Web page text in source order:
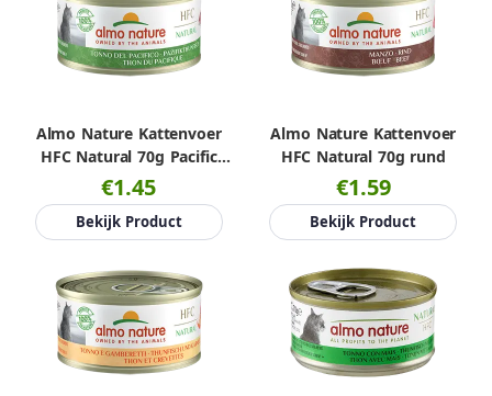
Almo Nature Kattenvoer
HFC Natural 70g Pacific
tonijn
€1.45
Bekijk Product
Almo Nature Kattenvoer
HFC Natural 70g rund
€1.59
Bekijk Product